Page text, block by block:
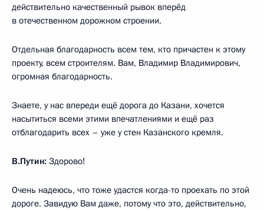
действительно качественный рывок вперёд
в отечественном дорожном строении.
Отдельная благодарность всем тем, кто причастен к этому
проекту, всем строителям. Вам, Владимир Владимирович,
огромная благодарность.
Знаете, у нас впереди ещё дорога до Казани, хочется
насытиться всеми этими впечатлениями и ещё раз
отблагодарить всех – уже у стен Казанского кремля.
В.Путин: Здорово!
Очень надеюсь, что тоже удастся когда-то проехать по этой
дороге. Завидую Вам даже, потому что это, действительно,